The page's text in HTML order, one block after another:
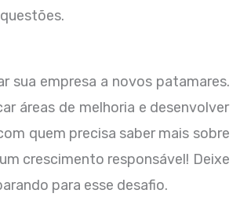
sua empresa a novos patamares.
áreas de melhoria e desenvolver
quem precisa saber mais sobre
crescimento responsável! Deixe
para esse desafio.